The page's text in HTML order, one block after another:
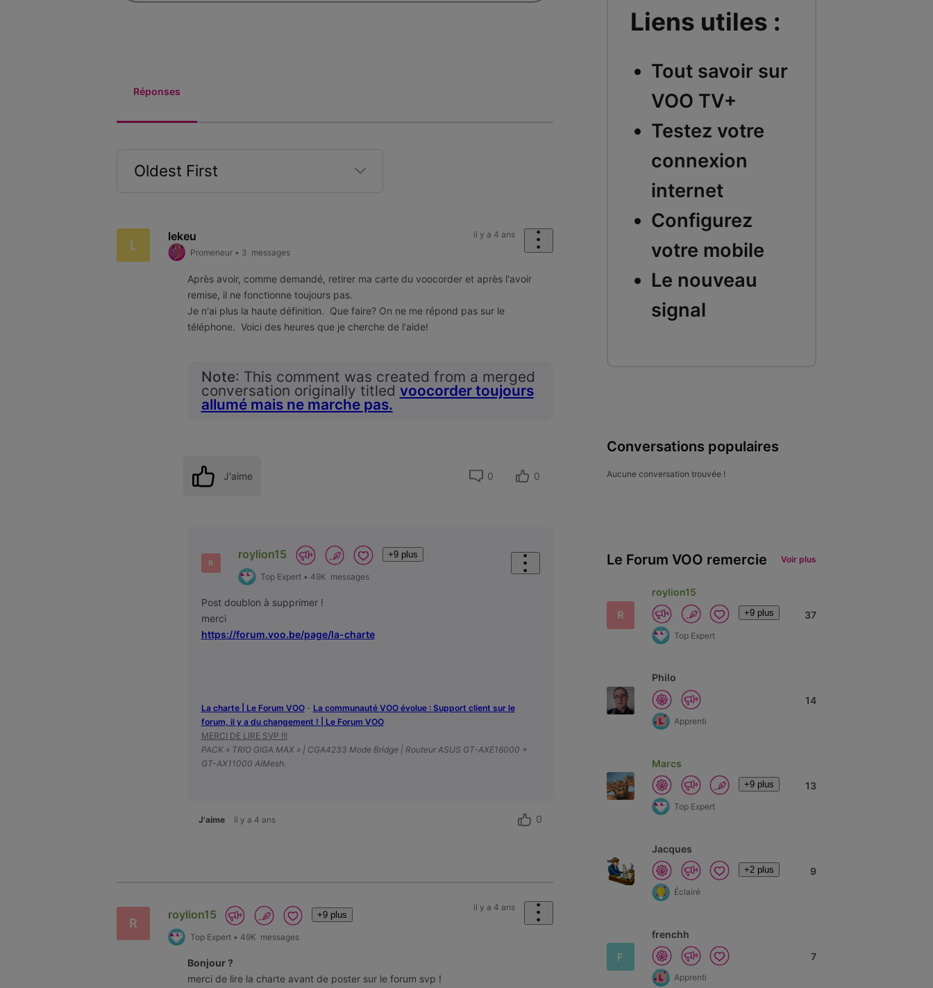
Réponses
Oldest First
L
lekeu
Promeneur• 3 messages
il y a 4 ans
Après avoir, comme demandé, retirer ma carte du voocorder et après l'avoir
remise, il ne fonctionne toujours pas.
Je n'ai plus la haute définition. Que faire? On ne me répond pas sur le
téléphone. Voici des heures que je cherche de l'aide!
Note: This comment was created from a merged
conversation originally titled voocorder toujours
allumé mais ne marche pas.
J'aime 0 0
R
roylion15 +9 plus
Top Expert • 49K messages
Post doublon à supprimer !
merci
https://forum.voo.be/page/la-charte
La charte | Le Forum VOO- ‎La communauté VOO évolue : Support client sur le
forum, il y a du changement ! | Le Forum VOO
MERCI DE LIRE SVP !!!
PACK « TRIO GIGA MAX » | CGA4233 Mode Bridge | Routeur ASUS GT-AXE16000 +
GT-AX11000 AiMesh.
J'aime il y a 4 ans 0
R
roylion15 +9 plus
Top Expert• 49K messages
il y a 4 ans
Bonjour ?
merci de lire la charte avant de poster sur le forum svp !
Liens utiles :
Tout savoir sur
VOO TV+
Testez votre
connexion
internet
Configurez
votre mobile
Le nouveau
signal
Conversations populaires
Aucune conversation trouvée !
Le Forum VOO remercie Voir plus
R
roylion15
+9 plus
Top Expert
37
Philo
Apprenti
14
Marcs
+9 plus
Top Expert
13
Jacques
+2 plus
Éclairé
9
F
frenchh
Apprenti
7